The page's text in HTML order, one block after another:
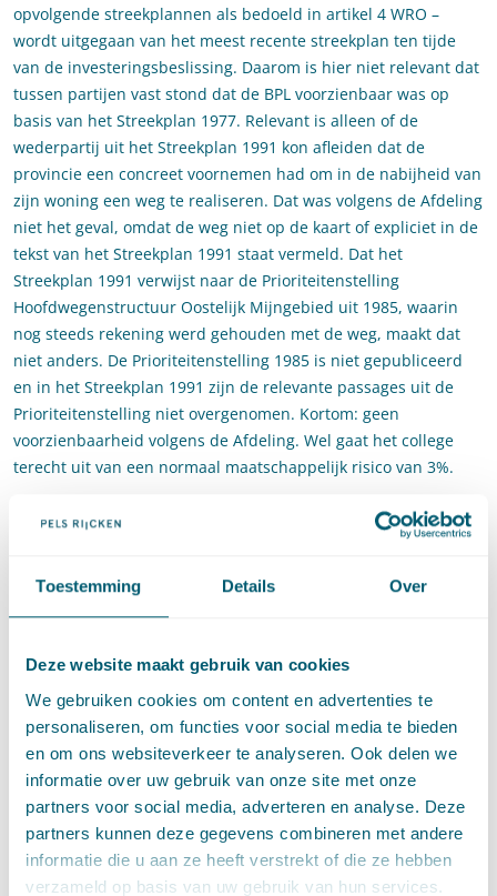
Toestemming Details Over
Deze website maakt gebruik van cookies
We gebruiken cookies om content en advertenties te
personaliseren, om functies voor social media te bieden
en om ons websiteverkeer te analyseren. Ook delen we
informatie over uw gebruik van onze site met onze
partners voor social media, adverteren en analyse. Deze
partners kunnen deze gegevens combineren met andere
informatie die u aan ze heeft verstrekt of die ze hebben
verzameld op basis van uw gebruik van hun services.
opvolgende streekplannen als bedoeld in artikel 4 WRO –
wordt uitgegaan van het meest recente streekplan ten tijde
van de investeringsbeslissing. Daarom is hier niet relevant dat
tussen partijen vast stond dat de BPL voorzienbaar was op
basis van het Streekplan 1977. Relevant is alleen of de
wederpartij uit het Streekplan 1991 kon afleiden dat de
provincie een concreet voornemen had om in de nabijheid van
zijn woning een weg te realiseren. Dat was volgens de Afdeling
niet het geval, omdat de weg niet op de kaart of expliciet in de
tekst van het Streekplan 1991 staat vermeld. Dat het
Streekplan 1991 verwijst naar de Prioriteitenstelling
Hoofdwegenstructuur Oostelijk Mijngebied uit 1985, waarin
nog steeds rekening werd gehouden met de weg, maakt dat
niet anders. De Prioriteitenstelling 1985 is niet gepubliceerd
en in het Streekplan 1991 zijn de relevante passages uit de
Prioriteitenstelling niet overgenomen. Kortom: geen
voorzienbaarheid volgens de Afdeling. Wel gaat het college
terecht uit van een normaal maatschappelijk risico van 3%.
Wat kunt u met deze
Bij elkaar in tijd opvolgende streekplannen gaat de Afdeling
ten tijde van de investeringsbeslissing. Daarbij rijst de vraag
voorzienbaarheid in dit soort gevallen nog speelt.
ABRvS 28 juli 2021, nr.202002472/1/A1
Planschade, voorzienbaarheid, streekplan
Deel dit artikel viaLinkedIn en e-mail